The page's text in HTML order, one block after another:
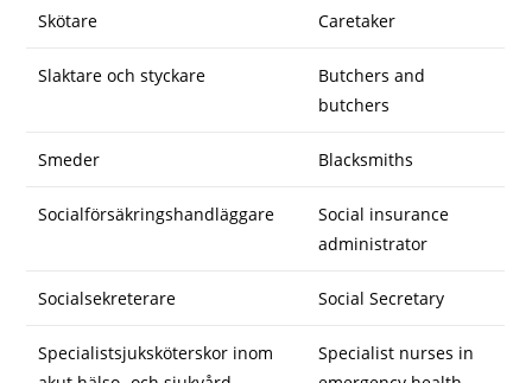
Skötare Caretaker
Slaktare och styckare
Butchers and
butchers
Smeder Blacksmiths
Socialförsäkringshandläggare
Social insurance
administrator
Socialsekreterare Social Secretary
Specialistsjuksköterskor inom
Specialist nurses in